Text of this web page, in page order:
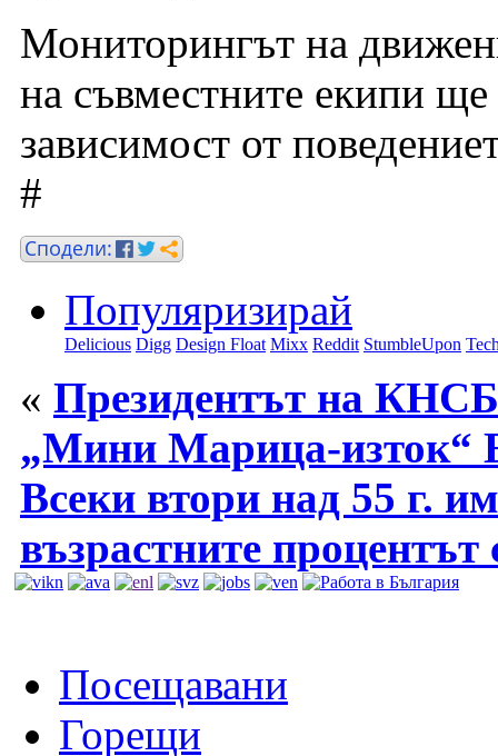
Мониторингът на
на съвместните екипи
зависимост от
#
Популяризирай
Delicious Digg Design Float Mixx Reddit StumbleUpon
« Президентът на
„Мини Марица-изток“
Всеки втори над 55 г.
възрастните процентът
Посещавани
Горещи